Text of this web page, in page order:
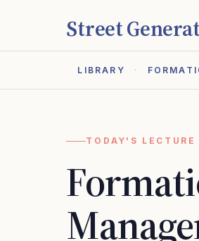
Street
LIBRARY
TODAY'S LECTURE